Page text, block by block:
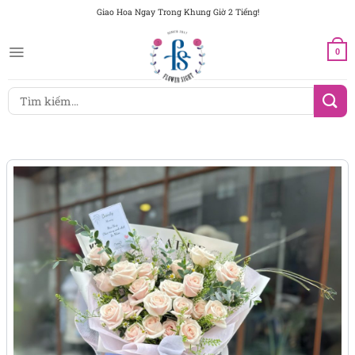
dung
Giao Hoa Ngay Trong Khung Giờ 2 Tiếng!
0
Tìm
kiếm: